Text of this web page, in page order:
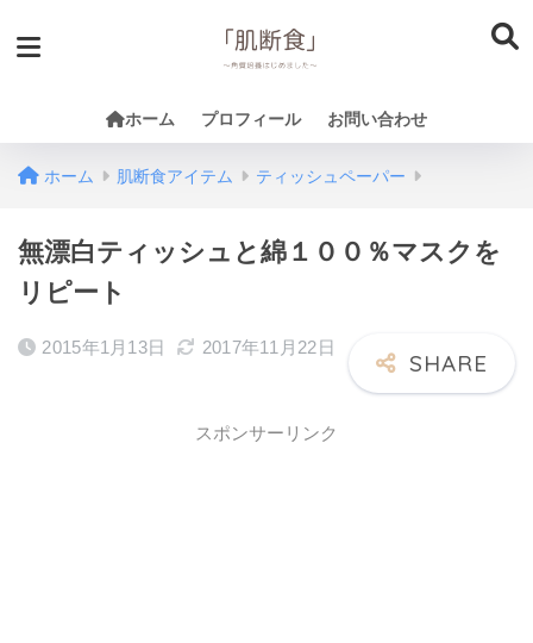
ホーム プロフィール お問い合わせ
ホーム 肌断食アイテム ティッシュペーパー
無漂白ティッシュと綿１００％マスクを
リピート
2015年1月13日 2017年11月22日
スポンサーリンク